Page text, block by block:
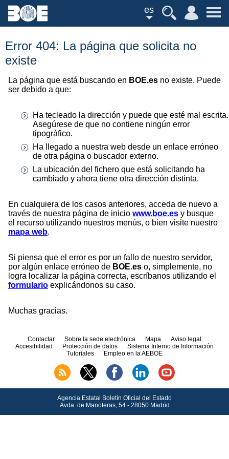
es
Error 404: La página que solicita no
existe
La página que está buscando en BOE.es no existe. Puede
ser debido a que:
Ha tecleado la dirección y puede que esté mal escrita.
Asegúrese de que no contiene ningún error
tipográfico.
Ha llegado a nuestra web desde un enlace erróneo
de otra página o buscador externo.
La ubicación del fichero que está solicitando ha
cambiado y ahora tiene otra dirección distinta.
En cualquiera de los casos anteriores, acceda de nuevo a
través de nuestra página de inicio www.boe.es y busque
el recurso utilizando nuestros menús, o bien visite nuestro
mapa web.
Si piensa que el error es por un fallo de nuestro servidor,
por algún enlace erróneo de BOE.es o, simplemente, no
logra localizar la página correcta, escríbanos utilizando el
formulario explicándonos su caso.
Muchas gracias.
Contactar Sobre la sede electrónica Mapa
Aviso legal
Accesibilidad
Protección de datos
Sistema Interno de Información
Tutoriales
Empleo en la AEBOE
Agencia Estatal Boletín Oficial del Estado
Avda.de Manoteras, 54 - 28050 Madrid